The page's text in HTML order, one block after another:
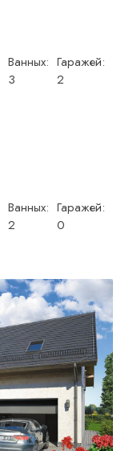
Ванных:
3
Гаражей:
2
Ванных:
2
Гаражей:
0